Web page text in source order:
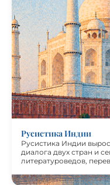
Русистика Индии
Русистика Индии
диалога двух стран и
литературоведов,
Русистика Индии
диалога двух стран и
литературоведов,
Выпуск показывает,
современные
сопоставления
анализа переводов,
форм обучения.
молодых индийских
исследователей из
Индии» подготовлен
мир”.